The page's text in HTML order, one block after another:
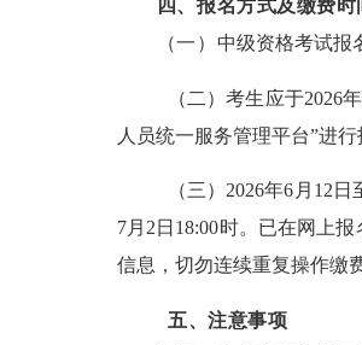
四、报名方式及缴费时
（一） 中级资格考试报
（二）考生应于2026年
人员统一服务管理平台”进
（三） 2026年6 月 12 日
7月 2 日 18:00时。已在网上
信息，切勿连续重复操作缴
五、注意事项